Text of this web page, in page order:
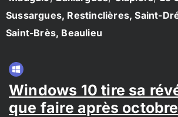
Sussargues, Restinclières, Saint-
Saint-Brès, Beaulieu
Windows 10 tire sa
que faire après